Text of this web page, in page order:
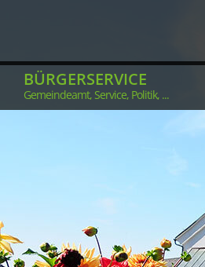
BÜRGERSERVICE
Gemeindeamt, Service, Politik, ...